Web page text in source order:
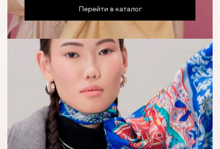
Перейти в каталог